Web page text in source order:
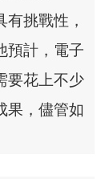
挑戰性，
預計，電子
要花上不少
果，儘管如